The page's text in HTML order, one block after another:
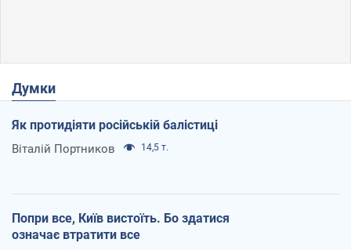
Думки
Як протидіяти російській балістиці
Віталій Портников 14,5 т.
Попри все, Київ вистоїть. Бо здатися
означає втратити все